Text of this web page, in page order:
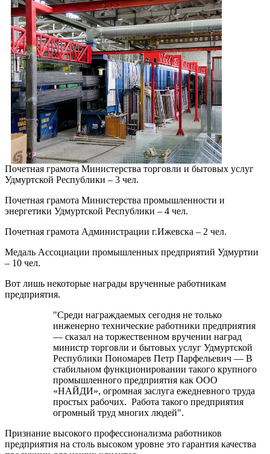
Почетная грамота Министерства торговли и бытовых услуг
Удмуртской Республики – 3 чел.
Почетная грамота Министерства промышленности и
энергетики Удмуртской Республики – 4 чел.
Почетная грамота Администрации г.Ижевска – 2 чел.
Медаль Ассоциации промышленных предприятий Удмуртии
– 10 чел.
Вот лишь некоторые награды врученные работникам
предприятия.
"Среди награждаемых сегодня не только
инженерно технические работники предприятия
— сказал на торжественном вручении наград
министр торговли и бытовых услуг Удмуртской
Республики Пономарев Петр Парфельевич — В
стабильном функционировании такого крупного
промышленного предприятия как ООО
«НАЙДИ», огромная заслуга ежедневного труда
простых рабочих. Работа такого предприятия
огромный труд многих людей".
Признание высокого профессионализма работников
предприятия на столь высоком уровне это гарантия качества